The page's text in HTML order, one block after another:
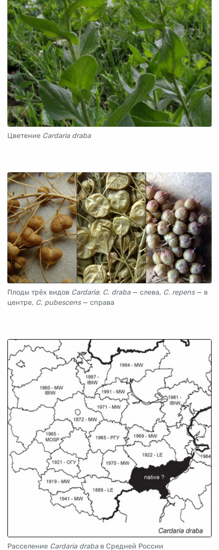
Цветение Cardaria draba
Плоды трёх видов Cardaria: C. draba— слева, C. repens— в
центре, C. pubescens— справа
Расселение Cardaria drabaв Средней России